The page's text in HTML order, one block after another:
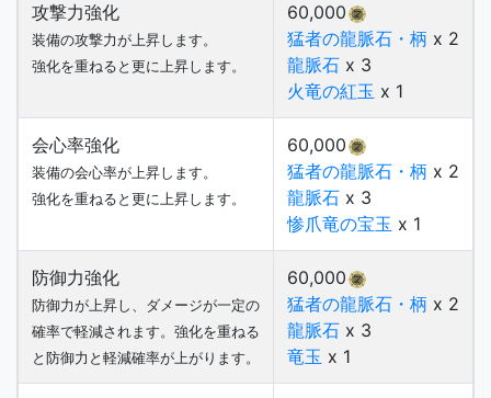
攻撃力強化
装備の攻撃力が上昇します。
強化を重ねると更に上昇します。
60,000
猛者の龍脈石・柄 x 2
龍脈石 x 3
火竜の紅玉 x 1
会心率強化
装備の会心率が上昇します。
強化を重ねると更に上昇します。
60,000
猛者の龍脈石・柄 x 2
龍脈石 x 3
惨爪竜の宝玉 x 1
防御力強化
防御力が上昇し、ダメージが一定の
確率で軽減されます。強化を重ねる
と防御力と軽減確率が上がります。
60,000
猛者の龍脈石・柄 x 2
龍脈石 x 3
竜玉 x 1